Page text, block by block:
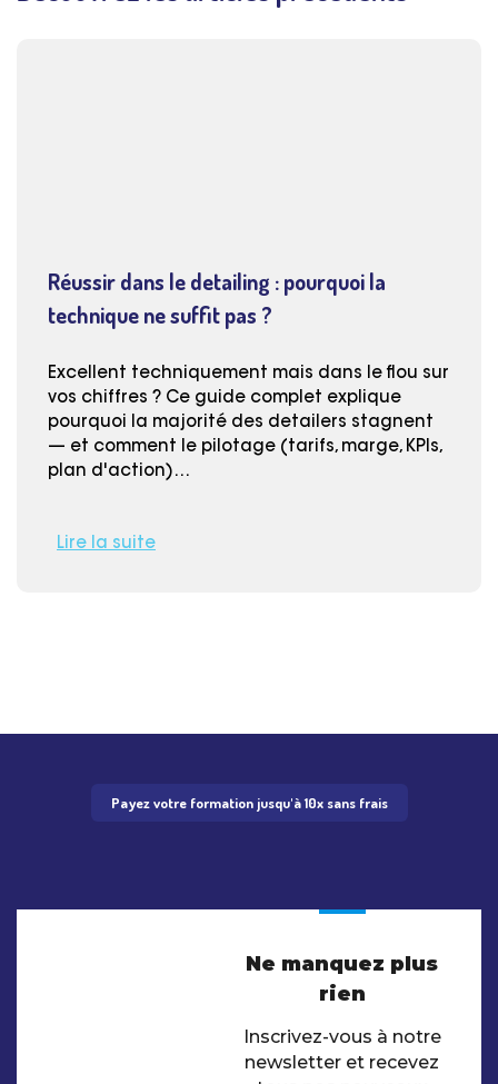
Réussir dans le detailing : pourquoi la
technique ne suffit pas ?
Excellent techniquement mais dans le flou sur
vos chiffres ? Ce guide complet explique
pourquoi la majorité des detailers stagnent
— et comment le pilotage (tarifs, marge, KPIs,
plan d'action)…
Lire la suite
Payez votre formation jusqu'à 10x sans frais
Ne manquez plus
rien
Inscrivez-vous à notre
newsletter et recevez